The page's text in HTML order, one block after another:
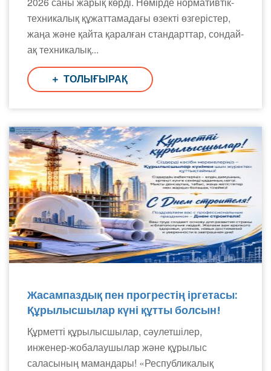
техникалық құжаттамадағы өзекті өзгерістер,
жаңа және қайта қаралған стандарттар, сондай-
ақ техникалық...
ТОЛЫҒЫРАҚ
Жасампаздық пен прогрестің іргетасы:
Құрылысшылар күні құтты болсын!
Құрметті құрылысшылар, сәулетшілер,
инженер-жобалаушылар және құрылыс
саласының мамандары! «Республикалық